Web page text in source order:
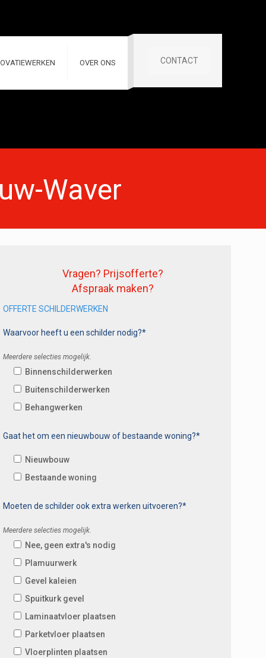
OVER ONS CONTACT
Waver
Vragen? Prijsofferte?
Afspraak maken?
OFFERTE SCHILDERWERKEN
Waarvoor heeft u een schilder nodig?*
Meerdere selecties mogelijk.
Binnenschilderwerken
Buitenschilderwerken
Behangwerken
Gaat het om een nieuwbouw of bestaande woning?*
Nieuwbouw
Bestaande woning
Moeten de schilder ook extra werken uitvoeren?*
Meerdere selecties mogelijk.
Nee, geen extra's nodig
Plamuurwerk
Gevel kaleien
Spuitkurk gevel
Laminaatvloer plaatsen
Parketvloer plaatsen
Vloerplinten plaatsen